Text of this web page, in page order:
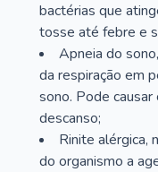
bactérias que
tosse até febre e
Apneia do
da respiração em
sono. Pode
descanso;
Rinite alérgica,
do organismo a